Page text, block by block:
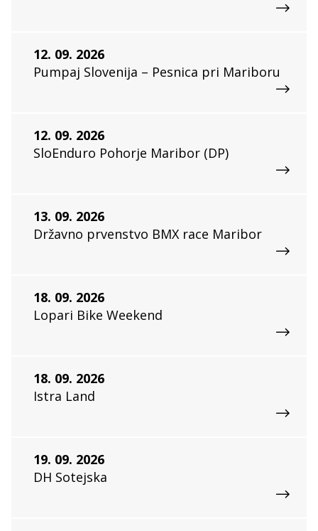
12. 09. 2026
Pumpaj Slovenija – Pesnica pri Mariboru
12. 09. 2026
SloEnduro Pohorje Maribor (DP)
13. 09. 2026
Državno prvenstvo BMX race Maribor
18. 09. 2026
Lopari Bike Weekend
18. 09. 2026
Istra Land
19. 09. 2026
DH Sotejska